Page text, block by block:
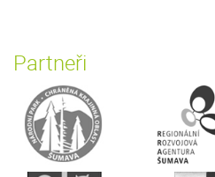
Partneři